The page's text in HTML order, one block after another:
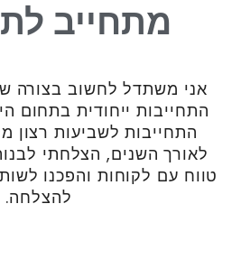
מתחייב
אני משתדל לחשוב בצורה
התחייבות ייחודית בתחום
התחייבות לשביעות רצון
לאורך השנים, הצלחתי
טווח עם לקוחות והפכנו
להצלחה.